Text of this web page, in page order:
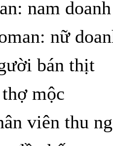
nam
nữ
bán thịt
mộc
viên thu